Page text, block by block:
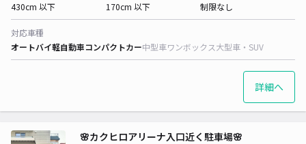
430cm 以下
170cm 以下
制限なし
対応車種
オートバイ軽自動車コンパクトカー中型車ワンボックス大型車・SUV
詳細へ
🌸カクヒロアリーナ入口近く駐車場🌸